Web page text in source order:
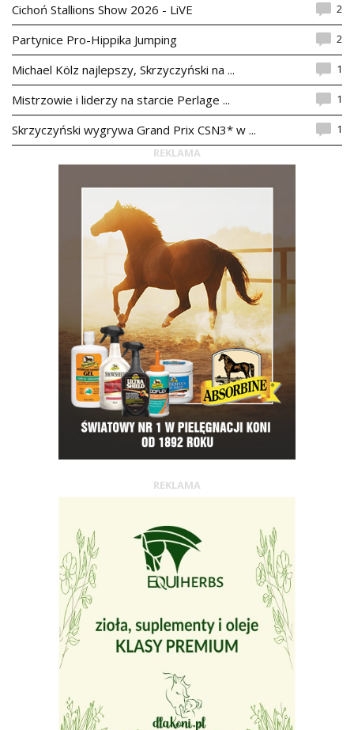
Cichoń Stallions Show 2026 - LiVE 2
Partynice Pro-Hippika Jumping 2
Michael Kölz najlepszy, Skrzyczyński na ... 1
Mistrzowie i liderzy na starcie Perlage ... 1
Skrzyczyński wygrywa Grand Prix CSN3* w ...
1
REKLAMA
REKLAMA